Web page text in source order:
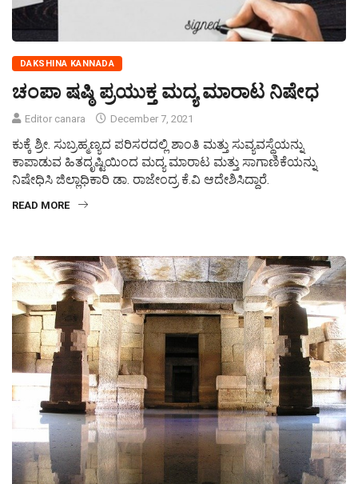
DAKSHINA KANNADA
ಚಂಪಾ ಷಷ್ಠಿ ಪ್ರಯುಕ್ತ ಮದ್ಯ ಮಾರಾಟ ನಿಷೇಧ
Editor canara December 7, 2021
ಕುಕ್ಕೆ ಶ್ರೀ. ಸುಬ್ರಹ್ಮಣ್ಯದ ಪರಿಸರದಲ್ಲಿ ಶಾಂತಿ ಮತ್ತು ಸುವ್ಯವಸ್ಥೆಯನ್ನು
ಕಾಪಾಡುವ ಹಿತದೃಷ್ಟಿಯಿಂದ ಮದ್ಯ ಮಾರಾಟ ಮತ್ತು ಸಾಗಾಣಿಕೆಯನ್ನು
ನಿಷೇಧಿಸಿ ಜಿಲ್ಲಾಧಿಕಾರಿ ಡಾ. ರಾಜೇಂದ್ರ ಕೆ.ವಿ ಆದೇಶಿಸಿದ್ದಾರೆ.
READ MORE